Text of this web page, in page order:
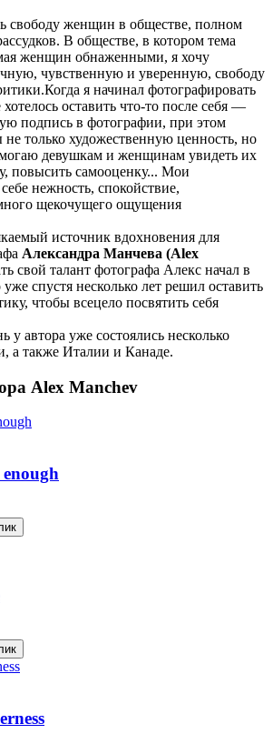
свободу женщин в обществе, полном
В обществе, в котором тема
женщин обнаженными, я хочу
чувственную и уверенную, свободу
я начинал фотографировать
оставить что-то после себя —
подпись в фотографии, при этом
не только художественную ценность, но
девушкам и женщинам увидеть их
повысить самооценку... Мои
нежность, спокойствие,
щекочущего ощущения
источник вдохновения для
Александра Манчева (Alex
свой талант фотографа Алекс начал в
спустя несколько лет решил оставить
чтобы всецело посвятить себя
у автора уже состоялись несколько
а также Италии и Канаде.
Alex Manchev